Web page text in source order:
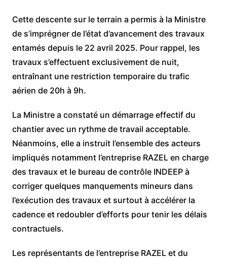
Cette descente sur le terrain a permis à la Ministre
de s’imprégner de l’état d’avancement des travaux
entamés depuis le 22 avril 2025. Pour rappel, les
travaux s’effectuent exclusivement de nuit,
entraînant une restriction temporaire du trafic
aérien de 20h à 9h.
La Ministre a constaté un démarrage effectif du
chantier avec un rythme de travail acceptable.
Néanmoins, elle a instruit l’ensemble des acteurs
impliqués notamment l’entreprise RAZEL en charge
des travaux et le bureau de contrôle INDEEP à
corriger quelques manquements mineurs dans
l’exécution des travaux et surtout à accélérer la
cadence et redoubler d’efforts pour tenir les délais
contractuels.
Les représentants de l’entreprise RAZEL et du